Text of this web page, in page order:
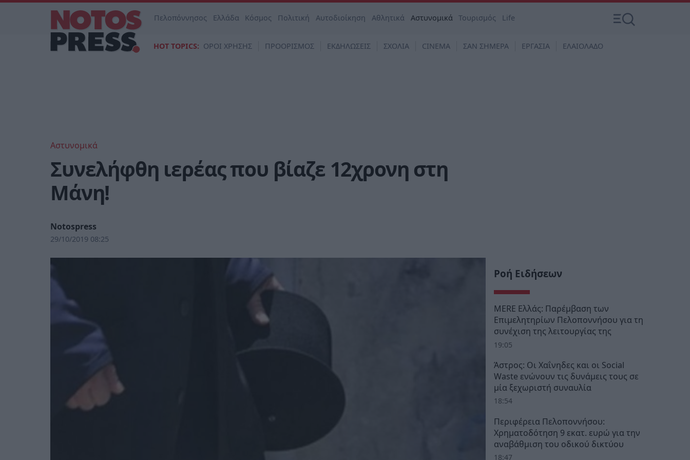
Πελοπόννησος Ελλάδα Κόσμος Πολιτική Αυτοδιοίκηση Αθλητικά Αστυνομικά Τουρισμός Life
HOT TOPICS: ΟΡΟΙ ΧΡΗΣΗΣ ΠΡΟΟΡΙΣΜΟΣ ΕΚΔΗΛΩΣΕΙΣ ΣΧΟΛΙΑ CINEMA ΣΑΝ ΣΗΜΕΡΑ ΕΡΓΑΣΙΑ ΕΛΑΙΟΛΑΔΟ
Αστυνομικά
Συνελήφθη ιερέας που βίαζε 12χρονη στη
Μάνη!
Notospress
29/10/2019 08:25
Ροή Ειδήσεων
MERE Ελλάς: Παρέμβαση των
Επιμελητηρίων Πελοποννήσου για τη
συνέχιση της λειτουργίας της
19:05
Άστρος: Οι Χαΐνηδες και οι Social
Waste ενώνουν τις δυνάμεις τους σε
μία ξεχωριστή συναυλία
18:54
Περιφέρεια Πελοποννήσου:
Χρηματοδότηση 9 εκατ. ευρώ για την
αναβάθμιση του οδικού δικτύου
18:47